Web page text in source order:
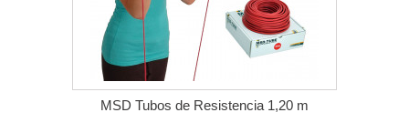
MSD Tubos de Resistencia 1,20 m